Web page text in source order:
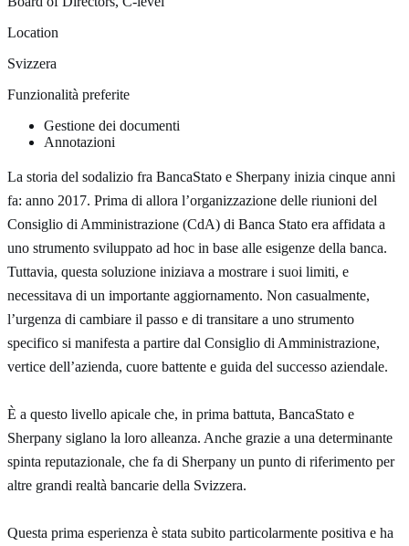
Location
Svizzera
Funzionalità preferite
Gestione dei documenti
Annotazioni
La storia del sodalizio fra BancaStato e Sherpany inizia cinque anni
fa: anno 2017. Prima di allora l’organizzazione delle riunioni del
Consiglio di Amministrazione (CdA) di Banca Stato era affidata a
uno strumento sviluppato ad hoc in base alle esigenze della banca.
Tuttavia, questa soluzione iniziava a mostrare i suoi limiti, e
necessitava di un importante aggiornamento. Non casualmente,
l’urgenza di cambiare il passo e di transitare a uno strumento
specifico si manifesta a partire dal Consiglio di Amministrazione,
vertice dell’azienda, cuore battente e guida del successo aziendale.
È a questo livello apicale che, in prima battuta, BancaStato e
Sherpany siglano la loro alleanza. Anche grazie a una determinante
spinta reputazionale, che fa di Sherpany un punto di riferimento per
altre grandi realtà bancarie della Svizzera.
Questa prima esperienza è stata subito particolarmente positiva e ha